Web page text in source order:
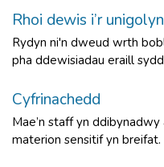
Rhoi dewis i’r unigolyn
Rydyn ni'n dweud wrth
pha ddewisiadau eraill
Cyfrinachedd
Mae’n staff yn
materion sensitif yn breifat.